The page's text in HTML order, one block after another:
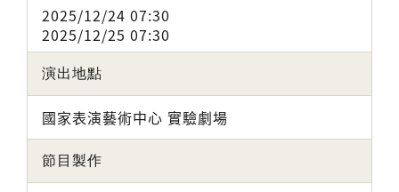
2025/12/24 07:30
2025/12/25 07:30
演出地點
國家表演藝術中心 實驗劇場
節目製作